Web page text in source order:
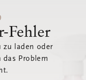
Fehler
zu laden oder
das Problem